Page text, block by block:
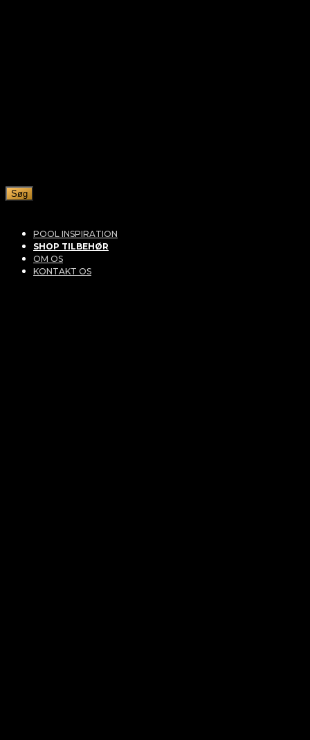
Søg
POOL INSPIRATION
SHOP TILBEHØR
OM OS
KONTAKT OS